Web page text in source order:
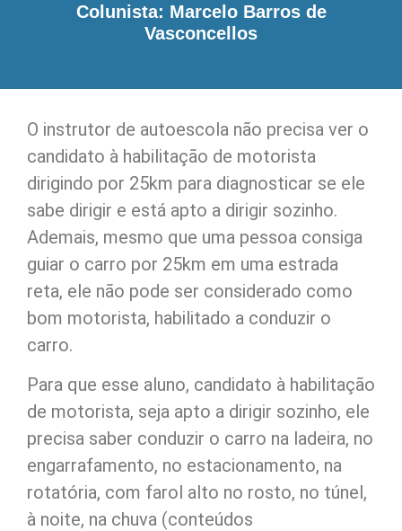
Colunista: Marcelo Barros de
Vasconcellos
O instrutor de autoescola não precisa ver o
candidato à habilitação de motorista
dirigindo por 25km para diagnosticar se ele
sabe dirigir e está apto a dirigir sozinho.
Ademais, mesmo que uma pessoa consiga
guiar o carro por 25km em uma estrada
reta, ele não pode ser considerado como
bom motorista, habilitado a conduzir o
carro.
Para que esse aluno, candidato à habilitação
de motorista, seja apto a dirigir sozinho, ele
precisa saber conduzir o carro na ladeira, no
engarrafamento, no estacionamento, na
rotatória, com farol alto no rosto, no túnel,
à noite, na chuva (conteúdos